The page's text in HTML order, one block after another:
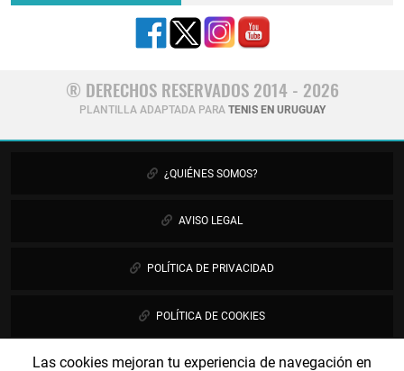
Las cookies mejoran tu experiencia de navegación en
® DERECHOS RESERVADOS 2014 - 2026
PLANTILLA ADAPTADA PARA TENIS EN URUGUAY
¿QUIÉNES SOMOS?
AVISO LEGAL
POLÍTICA DE PRIVACIDAD
POLÍTICA DE COOKIES
PUBLICIDAD